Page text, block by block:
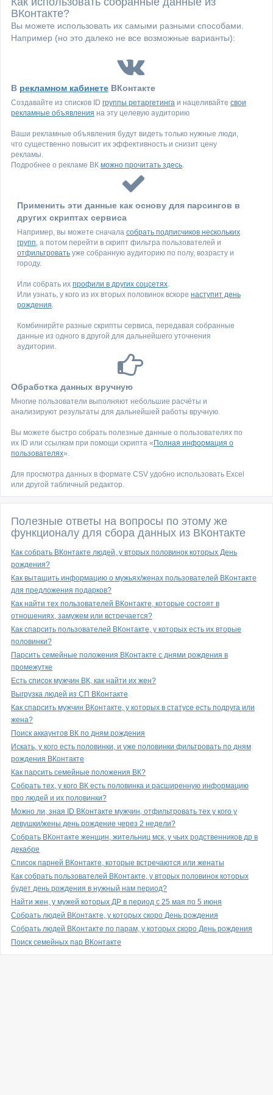
ВКонтакте?
Вы можете использовать их самыми разными способами.
Например (но это далеко не все возможные варианты):
В рекламном кабинете ВКонтакте
Создавайте из списков ID группы ретаргетинга и нацеливайте свои
рекламные объявления на эту целевую аудиторию
Ваши рекламные объявления будут видеть только нужные люди,
что существенно повысит их эффективность и снизит цену
рекламы.
Подробнее о рекламе ВК можно прочитать здесь.
Применить эти данные как основу для парсингов в
других скриптах сервиса
Например, вы можете сначала собрать подписчиков нескольких
групп, а потом перейти в скрипт фильтра пользователей и
отфильтровать уже собранную аудиторию по полу, возрасту и
городу.
Или собрать их профили в других соцсетях.
Или узнать, у кого из их вторых половинок вскоре наступит день
рождения.
Комбинирйте разные скрипты сервиса, передавая собранные
данные из одного в другой для дальнейшего уточнения
аудитории.
Обработка данных вручную
Многие пользователи выполняют небольшие расчёты и
анализируют результаты для дальнейшей работы вручную.
Вы можете быстро собрать полезные данные о пользователях по
их ID или ссылкам при помощи скрипта « Полная информация о
пользователях».
Для просмотра данных в формате CSV удобно использовать Excel
или другой табличный редактор.
Полезные ответы на вопросы по этому же
функционалу для сбора данных из ВКонтакте
Как собрать ВКонтакте людей, у вторых половинок которых День
рождения?
Как вытащить информацию о мужьях/женах пользователей ВКонтакте
для предложения подарков?
Как найти тех пользователей ВКонтакте, которые состоят в
отношениях, замужем или встречается?
Как спарсить пользователей ВКонтакте, у которых есть их вторые
половинки?
Парсить семейные положения ВКонтакте с днями рождения в
промежутке
Есть список мужчин ВК, как найти их жен?
Выгрузка людей из СП ВКонтакте
Как спарсить мужчин ВКонтакте, у которых в статусе есть подруга или
жена?
Поиск аккаунтов ВК по дням рождения
Искать, у кого есть половинки, и уже половинки фильтровать по дням
рождения ВКонтакте
Как парсить семейные положения ВК?
Собрать тех, у кого ВК есть половинка и расширенную информацию
про людей и их половинки?
Можно ли, зная ID ВКонтакте мужчин, отфильтровать тех у кого у
девушки/жены день рождение через 2 недели?
Собрать ВКонтакте женщин, жительниц мск, у чьих родственников др в
декабре
Список парней ВКонтакте, которые встречаются или женаты
Как собрать пользователей ВКонтакте, у вторых половинок которых
будет день рождения в нужный нам период?
Найти жен, у мужей которых ДР в период с 25 мая по 5 июня
Собрать людей ВКонтакте, у которых скоро День рождения
Собрать людей ВКонтакте по парам, у которых скоро День рождения
Поиск семейных пар ВКонтакте